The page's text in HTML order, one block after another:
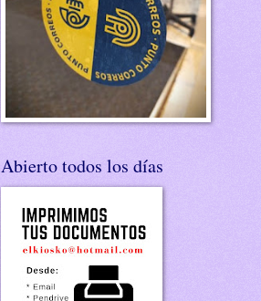
Abierto todos los días